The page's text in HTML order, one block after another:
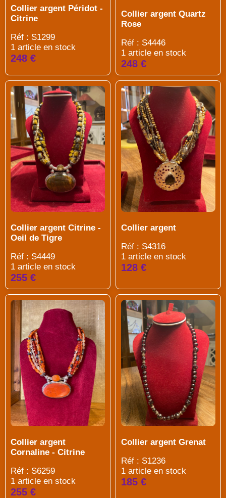
Collier argent Péridot -
Citrine
Réf : S1299
1 article en stock
248 €
Collier argent Quartz
Rose
Réf : S4446
1 article en stock
248 €
Collier argent Citrine -
Oeil de Tigre
Réf : S4449
1 article en stock
255 €
Collier argent
Réf : S4316
1 article en stock
128 €
Collier argent
Cornaline - Citrine
Réf : S6259
1 article en stock
255 €
Collier argent Grenat
Réf : S1236
1 article en stock
185 €